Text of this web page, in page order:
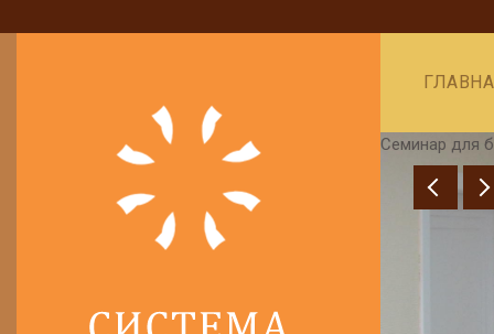
Семинар для